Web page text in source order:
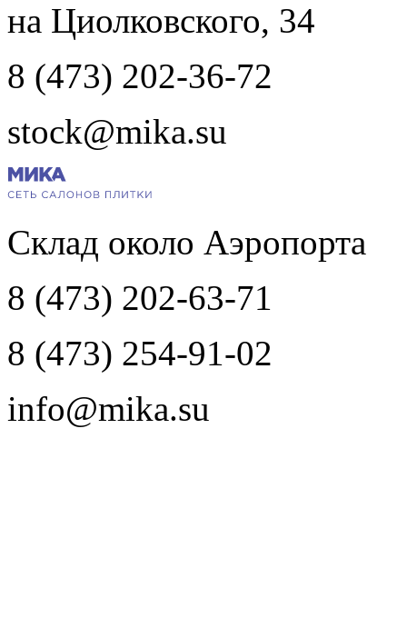
на Циолковского, 34
8 (473) 202-36-72
stock@mika.su
Склад около Аэропорта
8 (473) 202-63-71
8 (473) 254-91-02
info@mika.su